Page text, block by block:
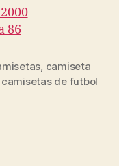
, camiseta
de futbol